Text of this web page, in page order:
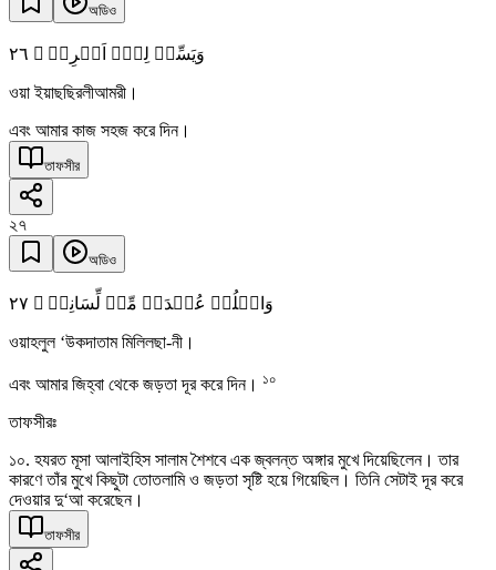
অডিও
وَیَسِّرۡ لِیۡۤ اَمۡرِیۡ ۙ ٢٦
ওয়া ইয়াছছিরলীআমরী।
এবং আমার কাজ সহজ করে দিন।
তাফসীর
২৭
অডিও
وَاحۡلُلۡ عُقۡدَۃً مِّنۡ لِّسَانِیۡ ۙ ٢٧
ওয়াহলুল ‘উকদাতাম মিলিলছা-নী।
এবং আমার জিহ্বা থেকে জড়তা দূর করে দিন। ১০
তাফসীরঃ
১০. হযরত মূসা আলাইহিস সালাম শৈশবে এক জ্বলন্ত অঙ্গার মুখে দিয়েছিলেন। তার
কারণে তাঁর মুখে কিছুটা তোতলামি ও জড়তা সৃষ্টি হয়ে গিয়েছিল। তিনি সেটাই দূর করে
দেওয়ার দু‘আ করেছেন।
তাফসীর